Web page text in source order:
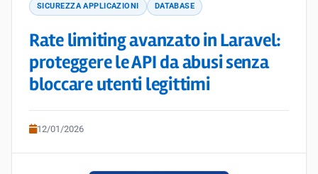
SICUREZZA APPLICAZIONI DATABASE
Rate limiting avanzato in Laravel:
proteggere le API da abusi senza
bloccare utenti legittimi
12/01/2026